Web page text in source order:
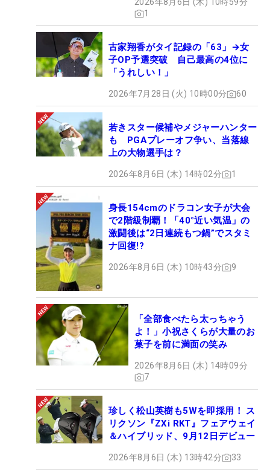
2026年8月6日 (木) 10時59分
1
古家翔香がタイ記録の「63」→女
子OP予選突破 自己最高の4位に
「うれしい！」
2026年7月28日 (火) 10時00分 60
若きスター候補やメジャーハンター
も PGAプレーオフ争い、当落線
上の大物選手は？
2026年8月6日 (木) 14時02分 1
身長154cmのドラコン女子が大会
で2階級制覇！「40°近い気温」の
激闘後は“2日連続もつ鍋”でスタミ
ナ回復!?
2026年8月6日 (木) 10時43分 9
「全部食べたら太っちゃう
よ！」小祝さくらが大量のお
菓子を前に満面の笑み
2026年8月6日 (木) 14時09分
7
珍しく松山英樹も5Wを即採用！ ス
リクソン『ZXi RKT』フェアウェイ
＆ハイブリッド、9月12日デビュー
2026年8月6日 (木) 13時42分 33